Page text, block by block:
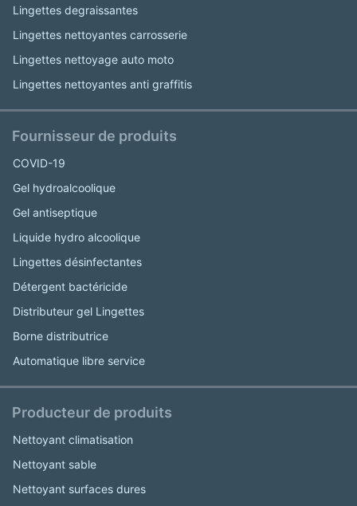
Lingettes degraissantes
Lingettes nettoyantes carrosserie
Lingettes nettoyage auto moto
Lingettes nettoyantes anti graffitis
Fournisseur de produits
COVID-19
Gel hydroalcoolique
Gel antiseptique
Liquide hydro alcoolique
Lingettes désinfectantes
Détergent bactéricide
Distributeur gel Lingettes
Borne distributrice
Automatique libre service
Producteur de produits
Nettoyant climatisation
Nettoyant sable
Nettoyant surfaces dures